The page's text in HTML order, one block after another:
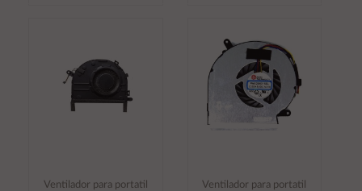
carrito
Ventilador para portatil
Ventilador para portatil